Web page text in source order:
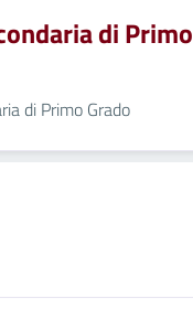
di Primo
di Primo Grado